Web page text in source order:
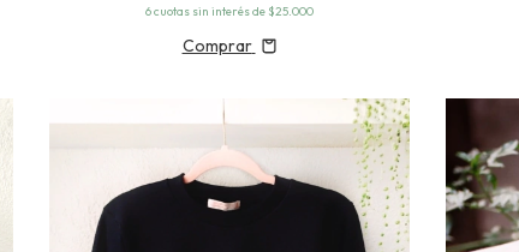
6cuotas sin interés de $25.000
Comprar